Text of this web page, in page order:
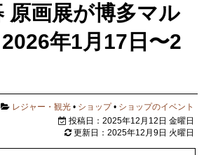
原画展が博多マル
年1月17日〜2
レジャー・観光 • ショップ• ショップのイベント
投稿日：2025年12月12日 金曜日
更新日：2025年12月9日 火曜日